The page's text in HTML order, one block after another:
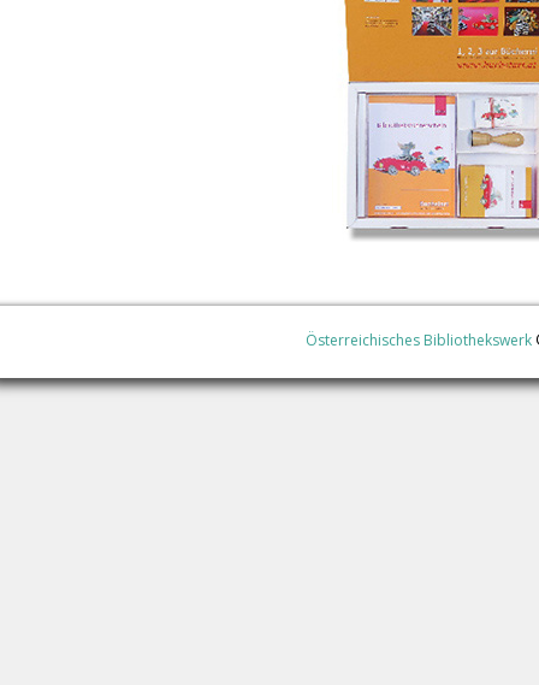
Österreichisches Bibliothekswerk